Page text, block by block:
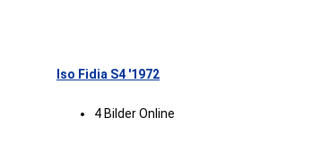
Iso Fidia S4 '1972
4 Bilder Online